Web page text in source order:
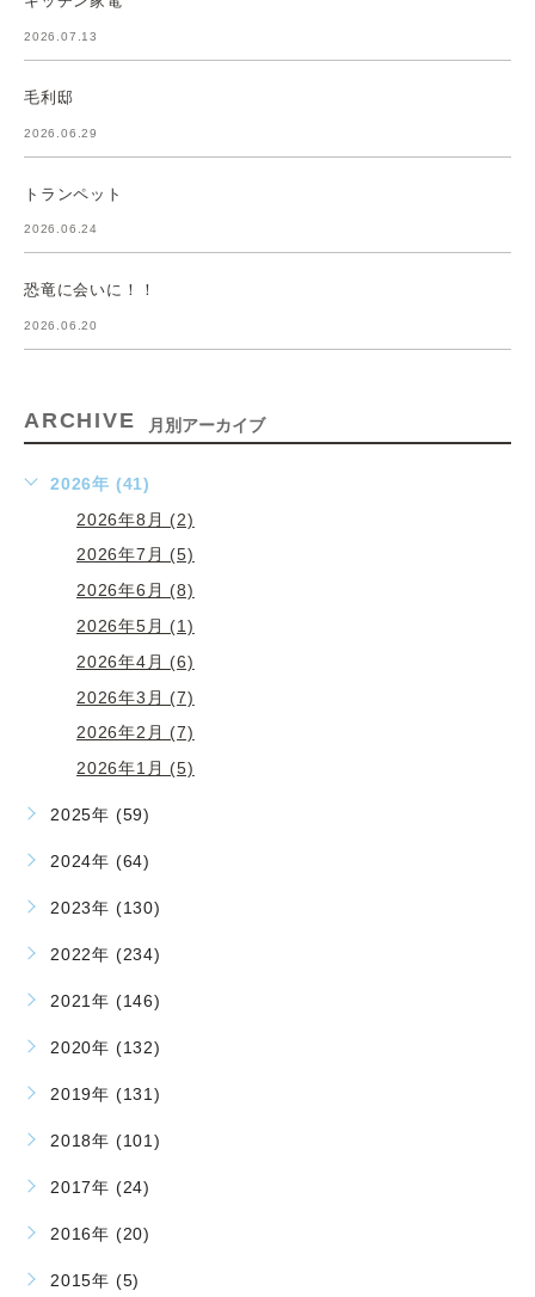
2026.07.13
毛利邸
2026.06.29
トランペット
2026.06.24
恐竜に会いに！！
2026.06.20
ARCHIVE 月別アーカイブ
2026年 (41)
2026年8月 (2)
2026年7月 (5)
2026年6月 (8)
2026年5月 (1)
2026年4月 (6)
2026年3月 (7)
2026年2月 (7)
2026年1月 (5)
2025年 (59)
2024年 (64)
2023年 (130)
2022年 (234)
2021年 (146)
2020年 (132)
2019年 (131)
2018年 (101)
2017年 (24)
2016年 (20)
2015年 (5)